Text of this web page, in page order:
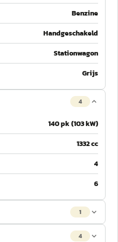
Benzine
Handgeschakeld
Stationwagon
Grijs
4
140 pk (103 kW)
1332 cc
4
6
1
4